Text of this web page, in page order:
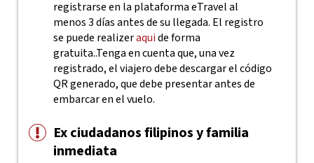
registrarse en la plataforma eTravel al
menos 3 días antes de su llegada. El registro
se puede realizeraquide forma
gratuita..Tenga en cuenta que, una vez
registrado, el viajero debe descargar el código
QR generado, que debe presentar antes de
embarcar en el vuelo.
Ex ciudadanos filipinos y familia
inmediata